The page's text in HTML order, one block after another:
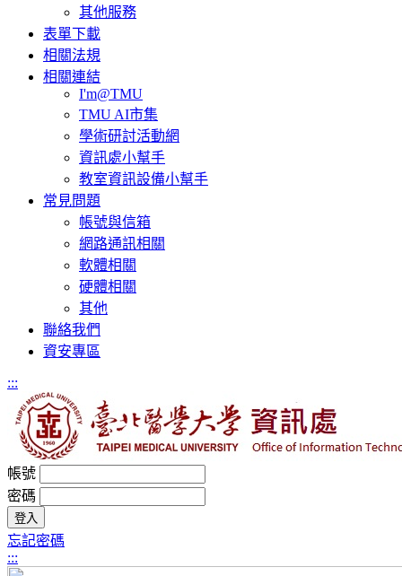
其他服務
表單下載
相關法規
相關連結
I'm@TMU
TMU AI市集
學術研討活動網
資訊處小幫手
教室資訊設備小幫手
常見問題
帳號與信箱
網路通訊相關
軟體相關
硬體相關
其他
聯絡我們
資安專區
:::
帳號
密碼
忘記密碼
:::